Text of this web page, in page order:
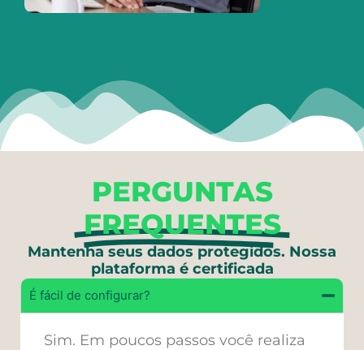
PERGUNTAS
FREQUENTES
Mantenha seus dados protegidos. Nossa
plataforma é certificada
É fácil de configurar?
Sim. Em poucos passos você realiza